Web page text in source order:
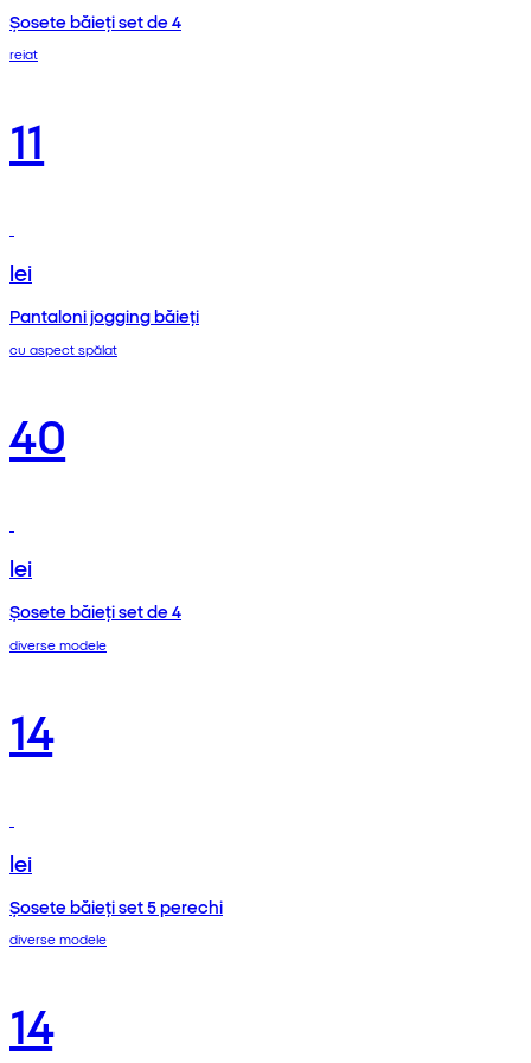
Șosete băieți set de 4
reiat
11
lei
Pantaloni jogging băieți
cu aspect spălat
40
lei
Șosete băieți set de 4
diverse modele
14
lei
Șosete băieți set 5 perechi
diverse modele
14